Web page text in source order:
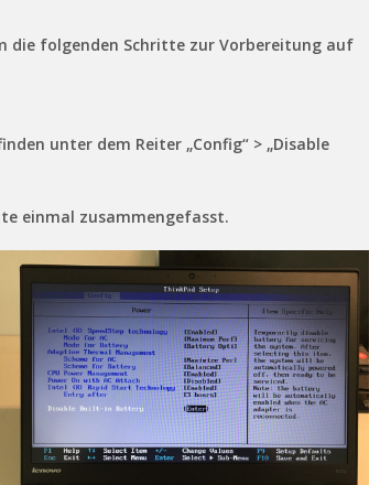
die folgenden Schritte zur Vorbereitung auf
unter dem Reiter „Config“ > „Disable
einmal zusammengefasst.